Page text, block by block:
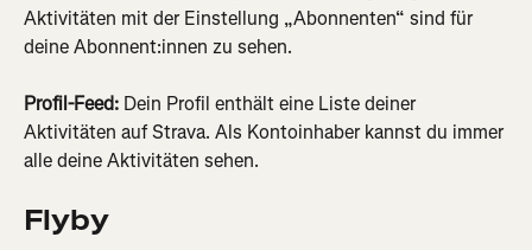
Aktivitäten mit der Einstellung „Abonnenten“ sind für
deine Abonnent:innen zu sehen.
Profil-Feed: Dein Profil enthält eine Liste deiner
Aktivitäten auf Strava. Als Kontoinhaber kannst du immer
alle deine Aktivitäten sehen.
Flyby